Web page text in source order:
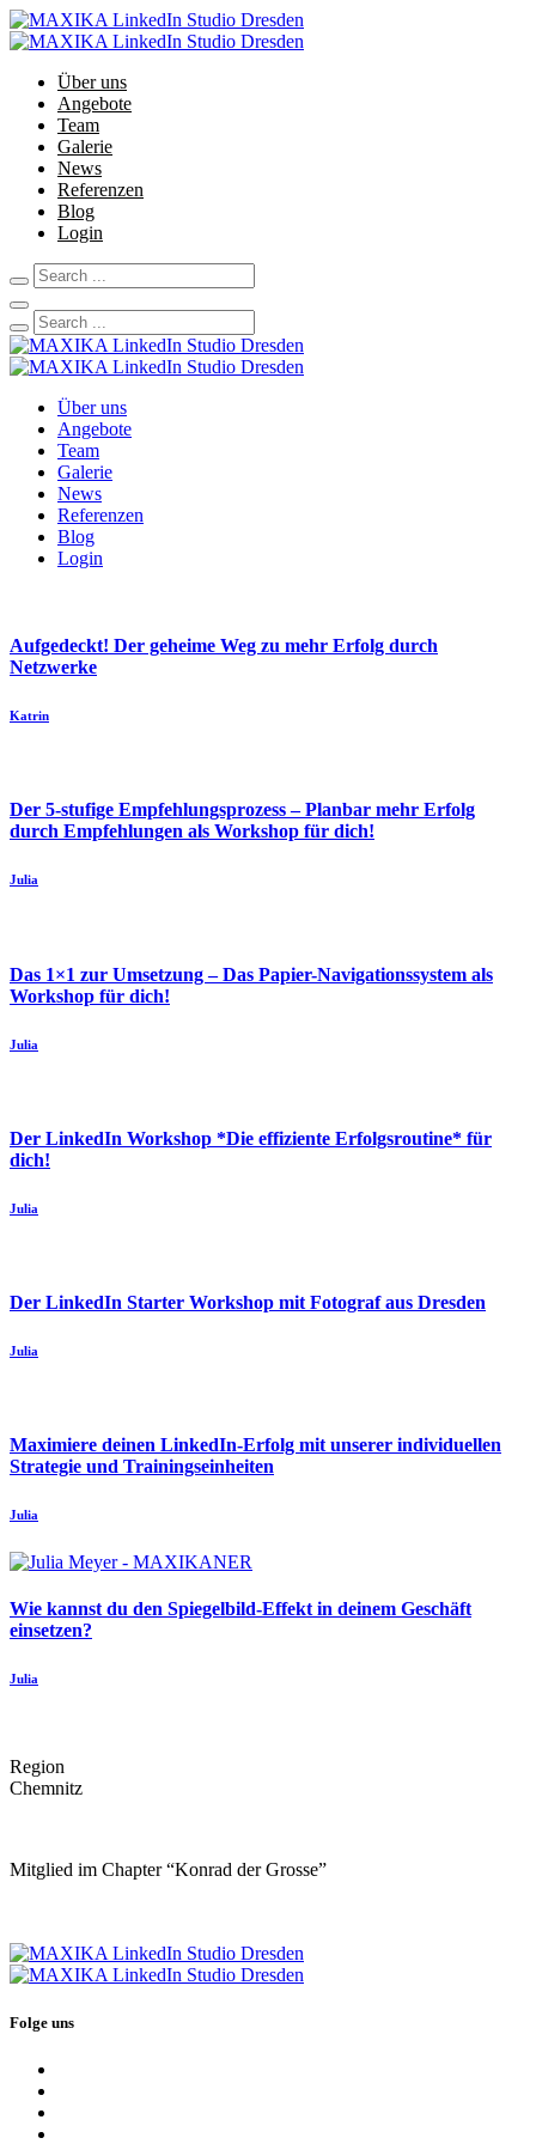
Über uns
Angebote
Team
Galerie
News
Referenzen
Blog
Login
Über uns
Angebote
Team
Galerie
News
Referenzen
Blog
Login
Aufgedeckt! Der geheime Weg zu mehr Erfolg durch
Netzwerke
Katrin
Der 5-stufige Empfehlungsprozess – Planbar mehr Erfolg
durch Empfehlungen als Workshop für dich!
Julia
Das 1×1 zur Umsetzung – Das Papier-Navigationssystem als
Workshop für dich!
Julia
Der LinkedIn Workshop *Die effiziente Erfolgsroutine* für
dich!
Julia
Der LinkedIn Starter Workshop mit Fotograf aus Dresden
Julia
Maximiere deinen LinkedIn-Erfolg mit unserer individuellen
Strategie und Trainingseinheiten
Julia
Wie kannst du den Spiegelbild-Effekt in deinem Geschäft
einsetzen?
Julia
Region
Chemnitz
Mitglied im Chapter “Konrad der Grosse”
Folge uns